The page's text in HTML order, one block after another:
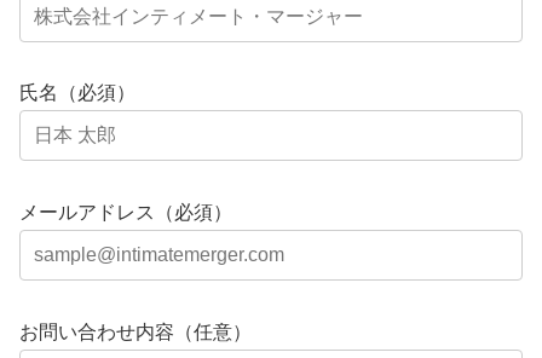
氏名（必須）
メールアドレス（必須）
お問い合わせ内容（任意）